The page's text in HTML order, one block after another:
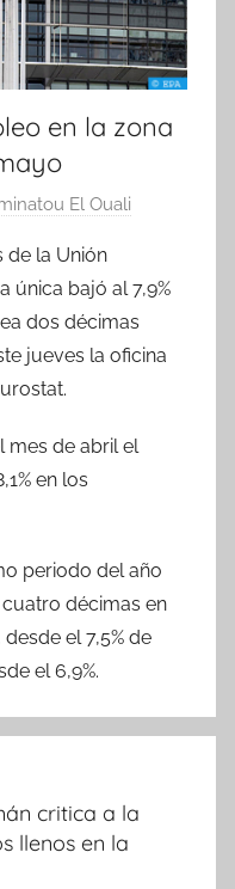
en la zona
El Ouali
de la Unión
única bajó al 7,9%
dos décimas
jueves la oficina
mes de abril el
en los
periodo del año
décimas en
el 7,5% de
el 6,9%.
critica a la
llenos en la